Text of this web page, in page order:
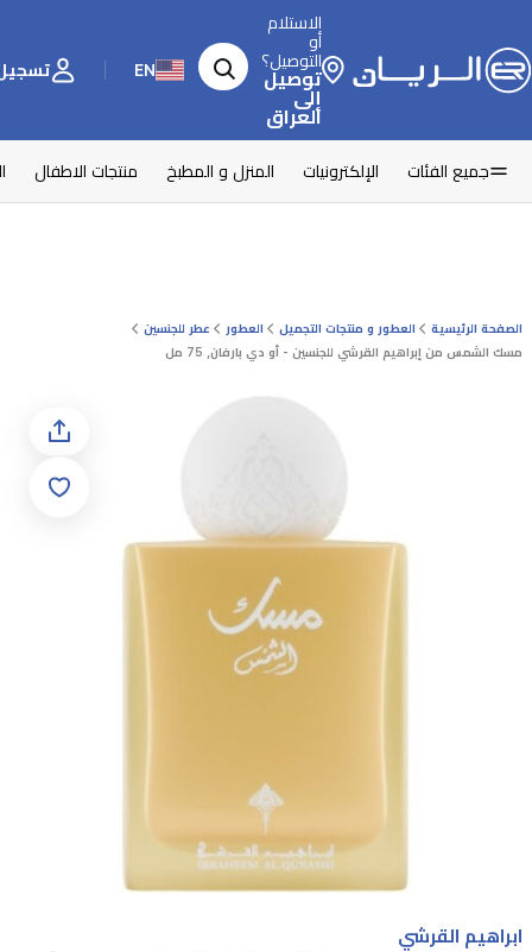
الاستلام
أو
التوصيل؟
توصيل
إلى
العراق
EN تسجيل
جميع الفئات الإلكترونيات المنزل و المطبخ منتجات الاطفال
الصفحة الرئيسية العطور و منتجات التجميل العطور
عطر للجنسين
مسك الشمس من إبراهيم القرشي للجنسين - أو دي بارفان, 75 مل
1
ابراهيم القرشي